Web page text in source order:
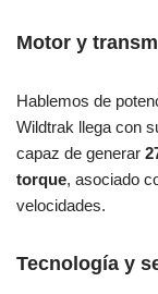
Motor y
Hablemos de
Wildtrak llega con
capaz de generar
torque, asociado
velocidades.
Tecnología y